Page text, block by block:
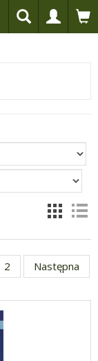
2 Następna